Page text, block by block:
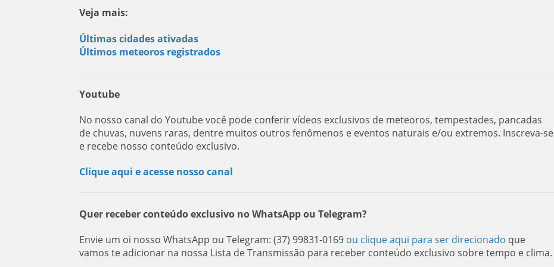
Veja mais:
Últimas cidades ativadas
Últimos meteoros registrados
Youtube
No nosso canal do Youtube você pode conferir vídeos exclusivos de meteoros, tempestades, pancadas
de chuvas, nuvens raras, dentre muitos outros fenômenos e eventos naturais e/ou extremos. Inscreva-se
e recebe nosso conteúdo exclusivo.
Clique aqui e acesse nosso canal
Quer receber conteúdo exclusivo no WhatsApp ou Telegram?
Envie um oi nosso WhatsApp ou Telegram: (37) 99831-0169 ou clique aqui para ser direcionado que
vamos te adicionar na nossa Lista de Transmissão para receber conteúdo exclusivo sobre tempo e clima.